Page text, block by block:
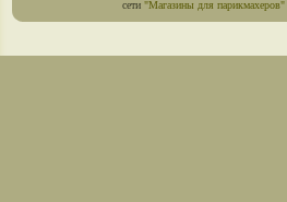
сети "Магазины для парикмахеров"